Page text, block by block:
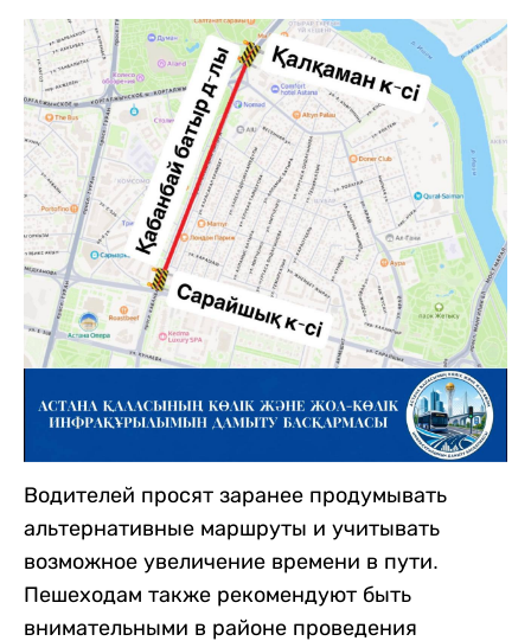
Водителей просят заранее продумывать
альтернативные маршруты и учитывать
возможное увеличение времени в пути.
Пешеходам также рекомендуют быть
внимательными в районе проведения